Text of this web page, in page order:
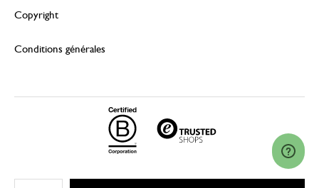
Copyright
Conditions générales
© 2026 Dille & Kamille (Nederland) B.V.